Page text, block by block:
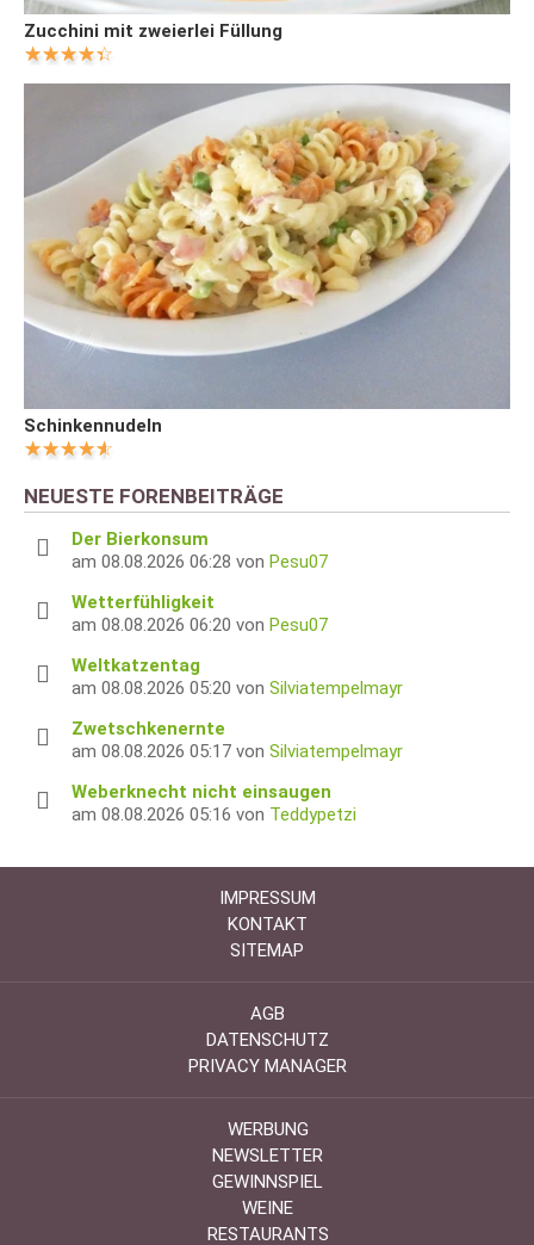
Zucchini mit zweierlei Füllung
Schinkennudeln
NEUESTE FORENBEITRÄGE
Der Bierkonsum
am 08.08.2026 06:28 von Pesu07
Wetterfühligkeit
am 08.08.2026 06:20 von Pesu07
Weltkatzentag
am 08.08.2026 05:20 von Silviatempelmayr
Zwetschkenernte
am 08.08.2026 05:17 von Silviatempelmayr
Weberknecht nicht einsaugen
am 08.08.2026 05:16 von Teddypetzi
IMPRESSUM
KONTAKT
SITEMAP
AGB
DATENSCHUTZ
PRIVACY MANAGER
WERBUNG
NEWSLETTER
GEWINNSPIEL
WEINE
RESTAURANTS